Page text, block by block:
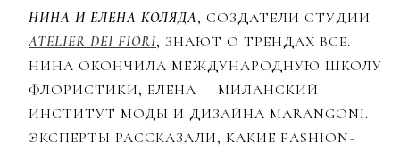
НИНА И ЕЛЕНА КОЛЯДА, СОЗДАТЕЛИ СТУДИИ
ATELIER DEI FIORI, ЗНАЮТ О ТРЕНДАХ ВСЕ.
НИНА ОКОНЧИЛА МЕЖДУНАРОДНУЮ ШКОЛУ
ФЛОРИСТИКИ, ЕЛЕНА — МИЛАНСКИЙ
ИНСТИТУТ МОДЫ И ДИЗАЙНА MARANGONI.
ЭКСПЕРТЫ РАССКАЗАЛИ, КАКИЕ FASHION-